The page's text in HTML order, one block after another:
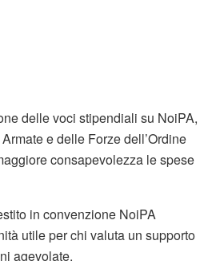
delle voci stipendiali su NoiPA,
e delle Forze dell’Ordine
consapevolezza le spese
in convenzione NoiPA
utile per chi valuta un supporto
agevolate.